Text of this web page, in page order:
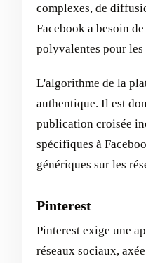
complexes, de
Facebook a besoin
polyvalentes pour les
L'algorithme de la
authentique. Il est
publication croisée
spécifiques à
génériques sur les
Pinterest
Pinterest exige une
réseaux sociaux,